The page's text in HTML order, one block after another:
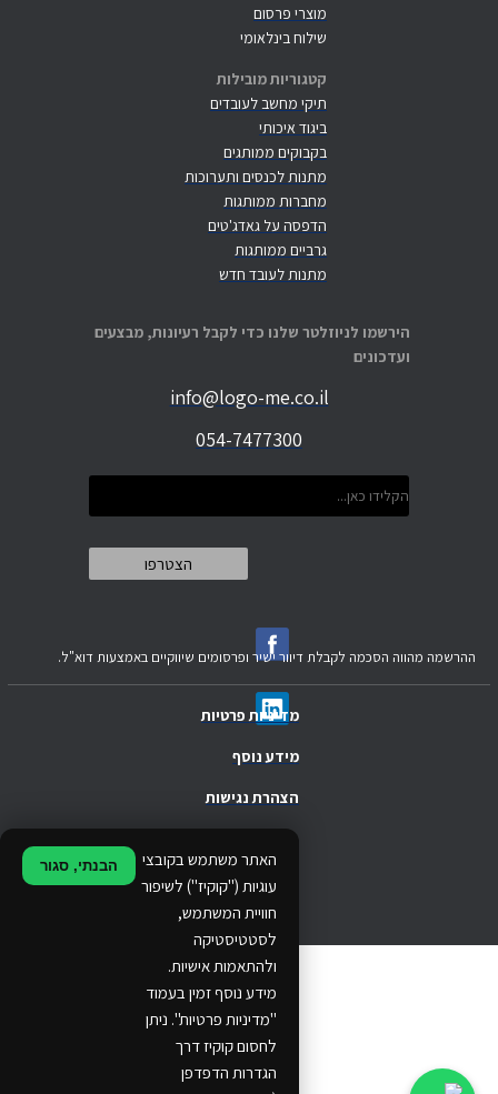
מוצרי פרסום
שילוח בינלאומי
קטגוריות מובילות
תיקי מחשב לעובדים
ביגוד איכותי
בקבוקים ממותגים
מתנות לכנסים ותערוכות
מחברות ממותגות
הדפסה על גאדג'טים
גרביים ממותגות
מתנות לעובד חדש
הירשמו לניוזלטר שלנו כדי לקבל רעיונות, מבצעים
ועדכונים
info@logo-me.co.il
054-7477300
מדיניות פרטיות
האתר משתמש בקובצי
עוגיות ("קוקיז") לשיפור
חוויית המשתמש,
לסטטיסטיקה
ולהתאמות אישיות.
מידע נוסף זמין בעמוד
"מדיניות פרטיות". ניתן
לחסום קוקיז דרך
הגדרות הדפדפן
הבנתי, סגור
מידע נוסף
.
הצהרת נגישות
ההרשמה מהווה הסכמה לקבלת דיוור ישיר ופרסומים שיווקיים באמצעות דוא"ל.
© 2024 Ethos Business. All rights reserved.
..
...